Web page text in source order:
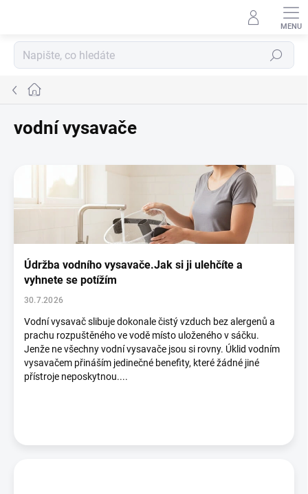
Přihlášení
Hledat
Domů
vodní vysavače
i
Údržba vodního vysavače.Jak si ji ulehčíte a
vyhnete se potížím
30.7.2026
Vodní vysavač slibuje dokonale čistý vzduch bez alergenů a
prachu rozpuštěného ve vodě místo uloženého v sáčku.
Jenže ne všechny vodní vysavače jsou si rovny. Úklid vodním
vysavačem přináším jedinečné benefity, které žádné jiné
přístroje neposkytnou....